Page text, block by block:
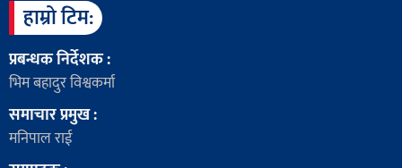
हाम्रो टिम:
प्रबन्धक निर्देशक :
भिम बहादुर विश्वकर्मा
समाचार प्रमुख :
मनिपाल राई